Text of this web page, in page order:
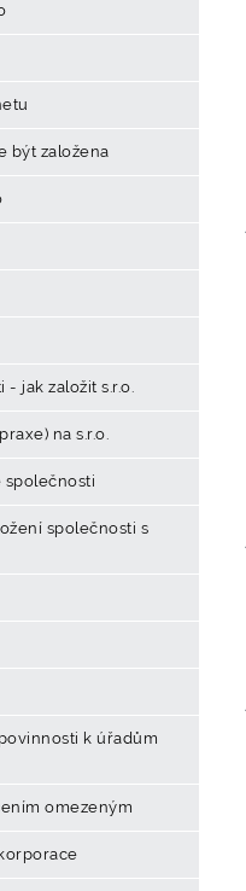
být založena
- jak založit s.r.o.
na s.r.o.
společnosti
společnosti s
k úřadům
omezeným